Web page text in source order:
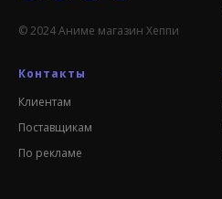
© 2024 Аниме магазин Хеппи
Контакты
Клиентам
Поставщикам
По рекламе